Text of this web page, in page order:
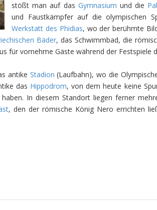
stößt man auf das Gymnasium und die
und Faustkämpfer auf die olympischen
Werkstatt des Phidias, wo der berühmte
Bäder, das Schwimmbad, die
für vornehme Gäste während der Festspiele
antike Stadion(Laufbahn), wo die
das Hippodrom, von dem heute keine
In diesem Standort liegen ferner
, den der römische König Nero errichten